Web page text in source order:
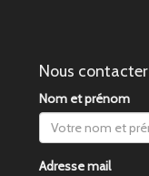
Nous contacter
Nom et prénom
Adresse mail